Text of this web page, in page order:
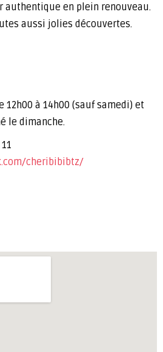
authentique en plein renouveau.
aussi jolies découvertes.
à 14h00 (sauf samedi) et
le dimanche.
cheribibibtz/